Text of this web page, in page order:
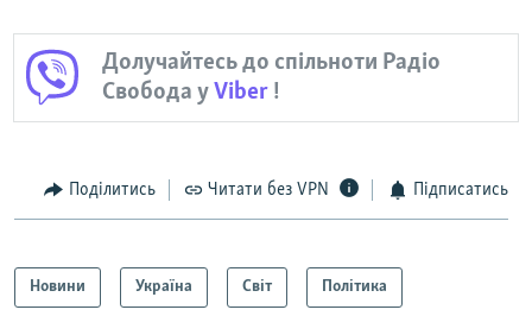
Долучайтесь до спільноти Радіо
Свобода уViber !
Поділитись Читати без VPN Підписатись
Новини Україна Світ Політика